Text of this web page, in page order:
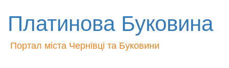
Платинова Буковина
Портал міста Чернівці та Буковини